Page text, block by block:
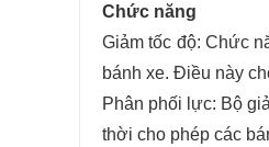
Chức năng
Giảm tốc độ: Chức
bánh xe. Điều này
Phân phối lực: Bộ
thời cho phép các